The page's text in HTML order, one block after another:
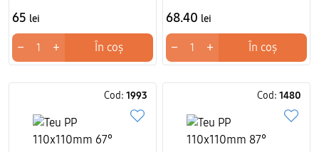
65 lei
− + În coș
68.40 lei
− + În coș
Cod: 1993 Cod: 1480